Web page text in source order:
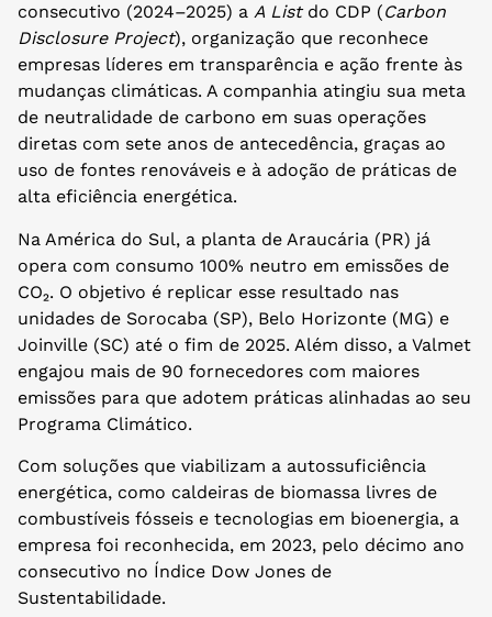
consecutivo (2024–2025) a A Listdo CDP (Carbon
Disclosure Project), organização que reconhece
empresas líderes em transparência e ação frente às
mudanças climáticas. A companhia atingiu sua meta
de neutralidade de carbono em suas operações
diretas com sete anos de antecedência, graças ao
uso de fontes renováveis e à adoção de práticas de
alta eficiência energética.
Na América do Sul, a planta de Araucária (PR) já
opera com consumo 100% neutro em emissões de
CO₂. O objetivo é replicar esse resultado nas
unidades de Sorocaba (SP), Belo Horizonte (MG) e
Joinville (SC) até o fim de 2025. Além disso, a Valmet
engajou mais de 90 fornecedores com maiores
emissões para que adotem práticas alinhadas ao seu
Programa Climático.
Com soluções que viabilizam a autossuficiência
energética, como caldeiras de biomassa livres de
combustíveis fósseis e tecnologias em bioenergia, a
empresa foi reconhecida, em 2023, pelo décimo ano
consecutivo no Índice Dow Jones de
Sustentabilidade.